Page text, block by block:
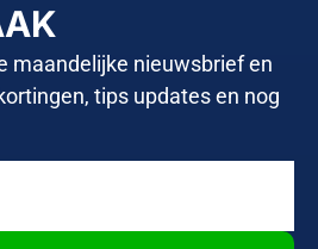
maandelijke nieuwsbrief en
tips updates en nog